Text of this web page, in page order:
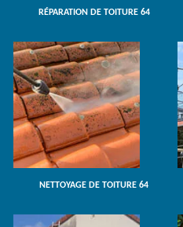
RÉPARATION DE TOITURE 64
NETTOYAGE DE TOITURE 64